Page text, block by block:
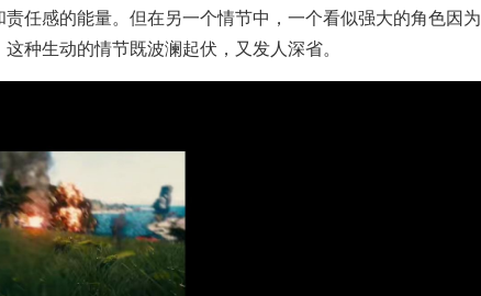
任感的能量。但在另一个情节中，一个看似强大的角色因为
种生动的情节既波澜起伏，又发人深省。